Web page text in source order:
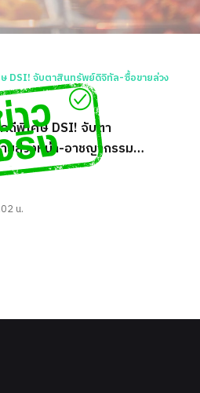
ดีพิเศษ DSI! จับตา
ล่วงหน้า-อาชญากรรม
น.